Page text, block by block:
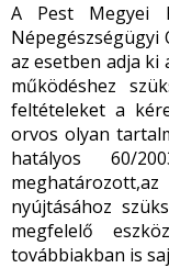
A Pest Megyei
Népegészségügyi
az esetben adja ki
működéshez
feltételeket a
orvos olyan
hatályos 60/
nyújtásához
megfelelő
továbbiakban is